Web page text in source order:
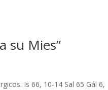
su Mies”
Is 66, 10-14 Sal 65 Gál 6,